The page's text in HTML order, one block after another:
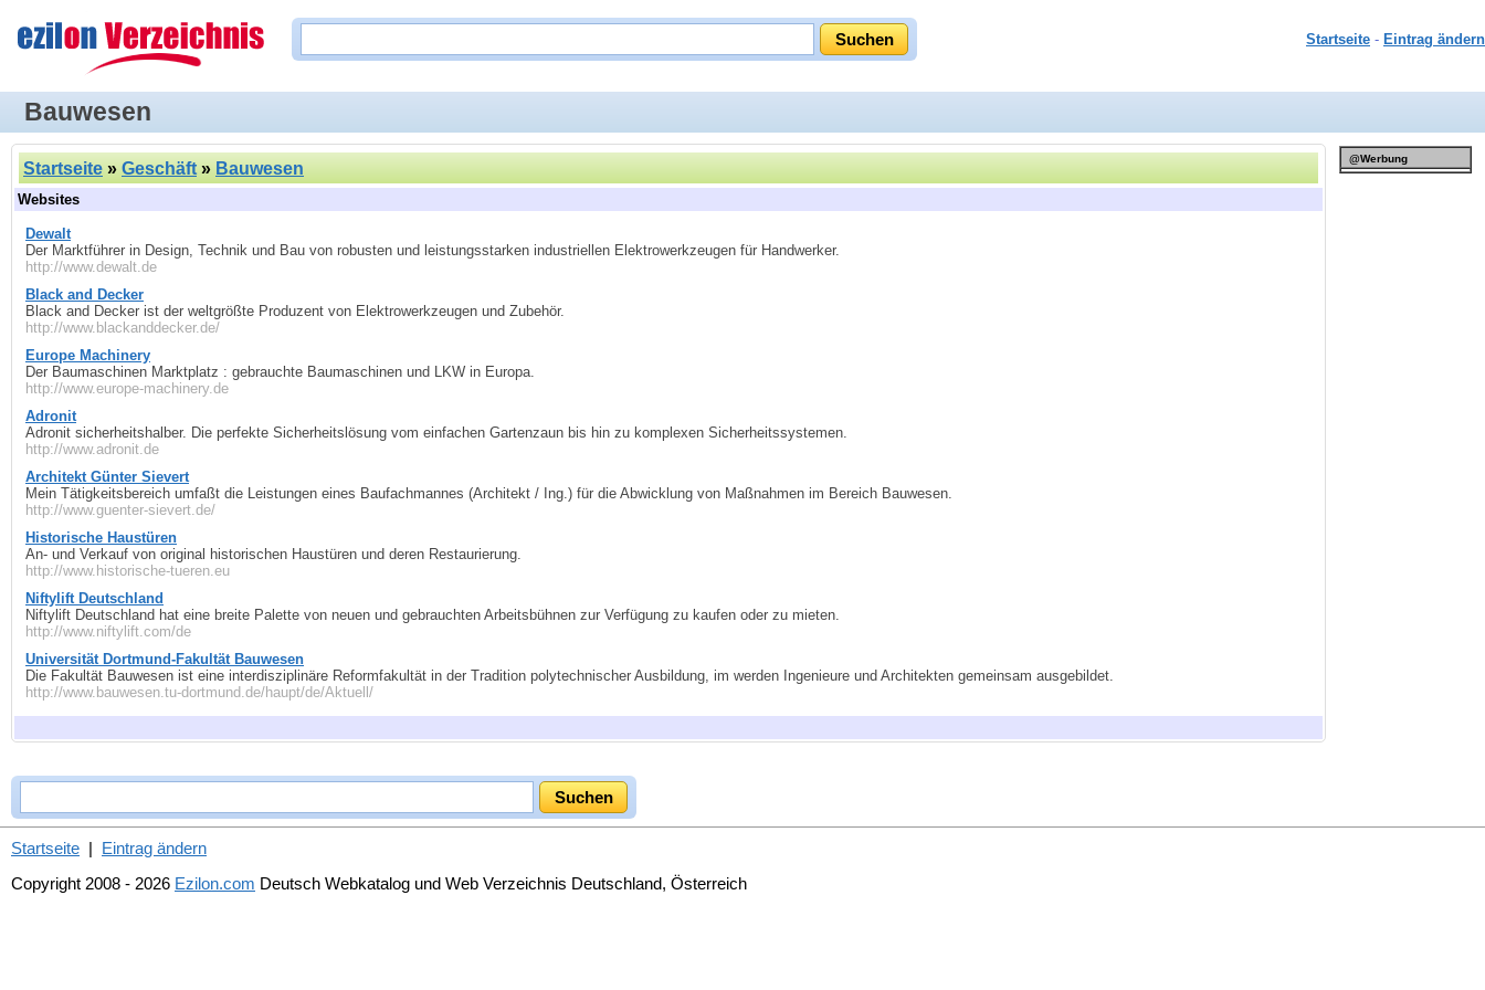
Startseite - Eintrag ändern
Bauwesen
Startseite » Geschäft» Bauwesen
Websites
Dewalt
Der Marktführer in Design, Technik und Bau von robusten und leistungsstarken industriellen Elektrowerkzeugen für Handwerker.
http://www.dewalt.de
Black and Decker
Black and Decker ist der weltgrößte Produzent von Elektrowerkzeugen und Zubehör.
http://www.blackanddecker.de/
Europe Machinery
Der Baumaschinen Marktplatz : gebrauchte Baumaschinen und LKW in Europa.
http://www.europe-machinery.de
Adronit
Adronit sicherheitshalber. Die perfekte Sicherheitslösung vom einfachen Gartenzaun bis hin zu komplexen Sicherheitssystemen.
http://www.adronit.de
Architekt Günter Sievert
Mein Tätigkeitsbereich umfaßt die Leistungen eines Baufachmannes (Architekt / Ing.) für die Abwicklung von Maßnahmen im Bereich Bauwesen.
http://www.guenter-sievert.de/
Historische Haustüren
An- und Verkauf von original historischen Haustüren und deren Restaurierung.
http://www.historische-tueren.eu
Niftylift Deutschland
Niftylift Deutschland hat eine breite Palette von neuen und gebrauchten Arbeitsbühnen zur Verfügung zu kaufen oder zu mieten.
http://www.niftylift.com/de
Universität Dortmund-Fakultät Bauwesen
Die Fakultät Bauwesen ist eine interdisziplinäre Reformfakultät in der Tradition polytechnischer Ausbildung, im werden Ingenieure und Architekten gemeinsam ausgebildet.
http://www.bauwesen.tu-dortmund.de/haupt/de/Aktuell/
@Werbung
Startseite | Eintrag ändern
Copyright 2008 - 2026 Ezilon.com Deutsch Webkatalog und Web Verzeichnis Deutschland, Österreich